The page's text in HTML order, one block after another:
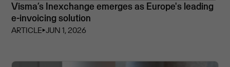
Visma’s Inexchange emerges as Europe's leading
e-invoicing solution
ARTICLE⏵JUN 1, 2026